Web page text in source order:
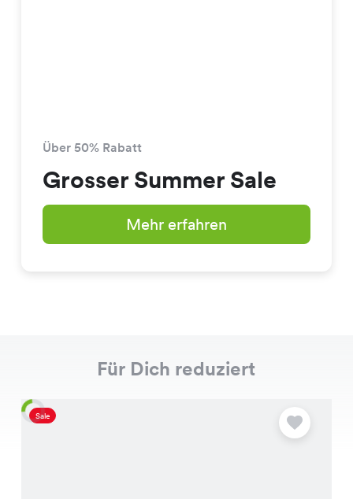
Über 50% Rabatt
Grosser Summer Sale
Mehr erfahren
Für Dich reduziert
Sale